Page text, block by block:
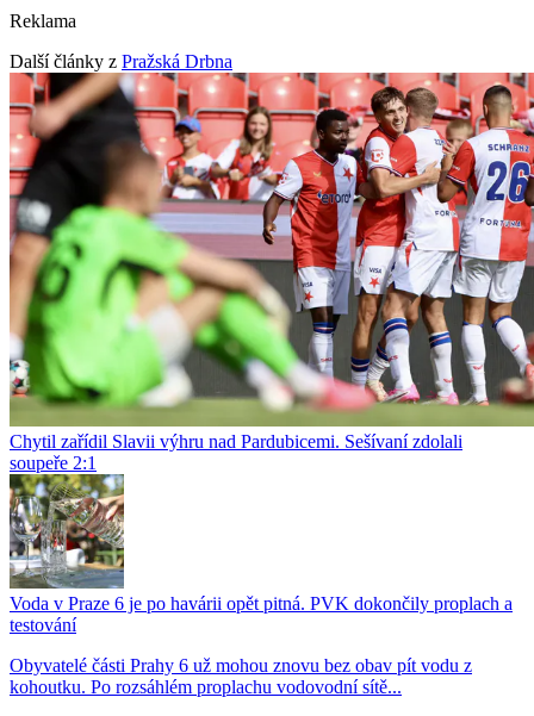
Reklama
Další články z Pražská Drbna
Chytil zařídil Slavii výhru nad Pardubicemi. Sešívaní zdolali
soupeře 2:1
Voda v Praze 6 je po havárii opět pitná. PVK dokončily proplach a
testování
Obyvatelé části Prahy 6 už mohou znovu bez obav pít vodu z
kohoutku. Po rozsáhlém proplachu vodovodní sítě...